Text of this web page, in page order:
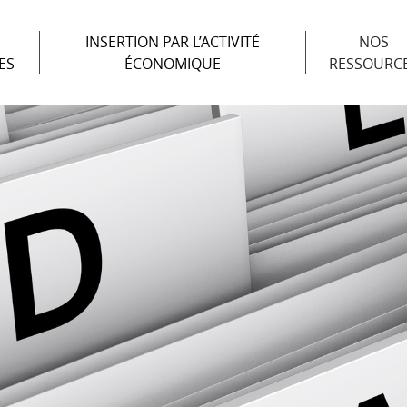
INSERTION PAR L’ACTIVITÉ
ÉCONOMIQUE
NOS